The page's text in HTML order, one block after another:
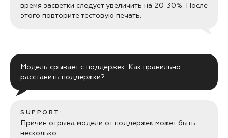
время засветки следует увеличить на 20-30%. После
этого повторите тестовую печать.
Модель срывает с поддержек. Как правильно
расставить поддержки?
SUPPORT:
Причин отрыва модели от поддержек может быть
несколько: